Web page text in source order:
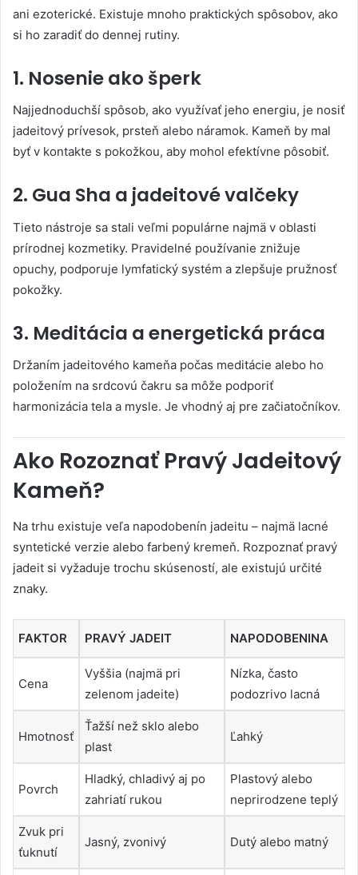
ani ezoterické. Existuje mnoho praktických spôsobov, ako
si ho zaradiť do dennej rutiny.
1. Nosenie ako šperk
Najjednoduchší spôsob, ako využívať jeho energiu, je nosiť
jadeitový prívesok, prsteň alebo náramok. Kameň by mal
byť v kontakte s pokožkou, aby mohol efektívne pôsobiť.
2. Gua Sha a jadeitové valčeky
Tieto nástroje sa stali veľmi populárne najmä v oblasti
prírodnej kozmetiky. Pravidelné používanie znižuje
opuchy, podporuje lymfatický systém a zlepšuje pružnosť
pokožky.
3. Meditácia a energetická práca
Držaním jadeitového kameňa počas meditácie alebo ho
položením na srdcovú čakru sa môže podporiť
harmonizácia tela a mysle. Je vhodný aj pre začiatočníkov.
Ako Rozoznať Pravý Jadeitový
Kameň?
Na trhu existuje veľa napodobenín jadeitu – najmä lacné
syntetické verzie alebo farbený kremeň. Rozpoznať pravý
jadeit si vyžaduje trochu skúseností, ale existujú určité
znaky.
FAKTOR PRAVÝ JADEIT NAPODOBENINA
Cena
Vyššia (najmä pri
zelenom jadeite)
Nízka, často
podozrivo lacná
Hmotnosť
Ťažší než sklo alebo
plast
Ľahký
Povrch
Hladký, chladivý aj po
zahriatí rukou
Plastový alebo
neprirodzene teplý
Zvuk pri
ťuknutí
Jasný, zvonivý Dutý alebo matný